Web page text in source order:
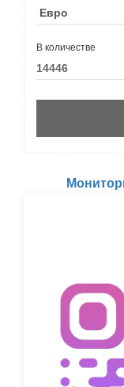
В количестве